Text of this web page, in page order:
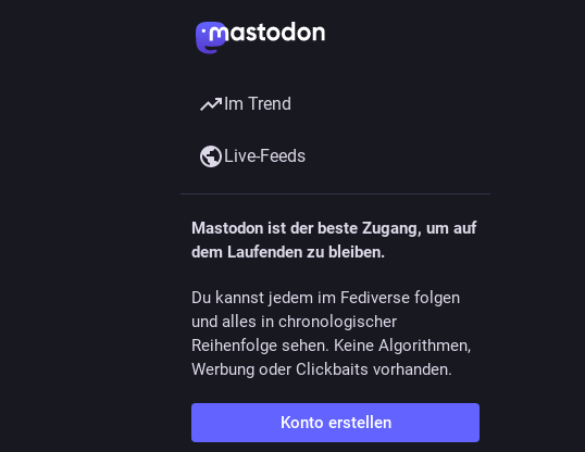
Im Trend
Live-Feeds
Mastodon ist der beste Zugang, um auf
dem Laufenden zu bleiben.
Du kannst jedem im Fediverse folgen
und alles in chronologischer
Reihenfolge sehen. Keine Algorithmen,
Werbung oder Clickbaits vorhanden.
Konto erstellen